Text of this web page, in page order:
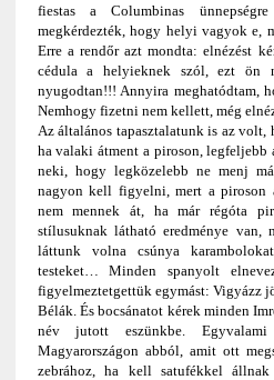
fiestas a Columbinas
megkérdezték, hogy helyi vagyok e,
Erre a rendőr azt mondta: elnézést
cédula a helyieknek szól, ezt ön
nyugodtan!!! Annyira meghatódtam,
Nemhogy fizetni nem kellett, még
Az általános tapasztalatunk is az volt,
ha valaki átment a piroson,
neki, hogy legközelebb ne menj
nagyon kell figyelni, mert a piroson
nem mennek át, ha már régóta
stílusuknak látható eredménye
láttunk volna csúnya
testeket… Minden spanyolt
figyelmeztetgettük egymást: Vigyázz
Bélák. És bocsánatot kérek minden
név jutott eszünkbe.
Magyarországon abból, amit ott
zebrához, ha kell satufékkel állnak